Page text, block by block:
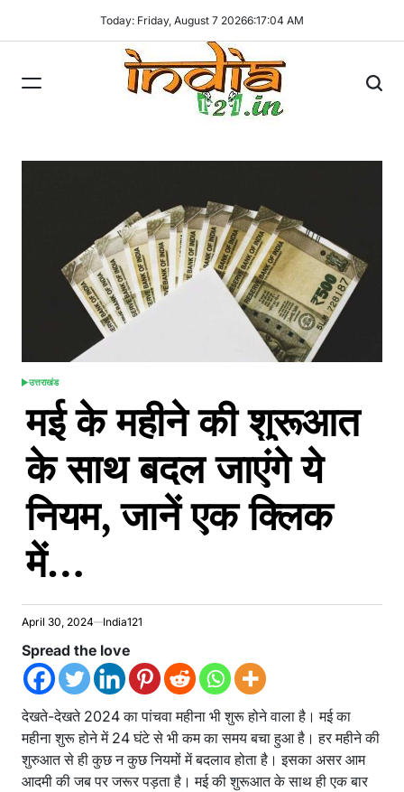
Today: Friday, August 7 20266:17:05 AM
POSTED
उत्तराखंड
मई के महीने की शुरूआत
के साथ बदल जाएंगे ये
नियम, जानें एक क्लिक
में…
April 30, 2024 India121
Spread the love
देखते-देखते 2024 का पांचवा महीना भी शुरू होने वाला है। मई का
महीना शुरू होने में 24 घंटे से भी कम का समय बचा हुआ है। हर महीने की
शुरुआत से ही कुछ न कुछ नियमों में बदलाव होता है। इसका असर आम
आदमी की जब पर जरूर पड़ता है। मई की शुरूआत के साथ ही एक बार